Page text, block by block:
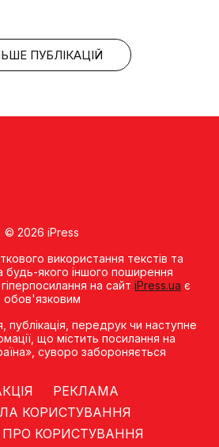
ПУБЛІКАЦІЙ
© 2026 iPress
використання текстів та
будь-якого іншого поширення
на сайт iPress.ua є
обов'язковим
публiкацiя, передрук чи наступне
що мiстить посилання на
суворо забороняється
РЕКЛАМА
КОРИСТУВАННЯ
ПРО КОРИСТУВАННЯ